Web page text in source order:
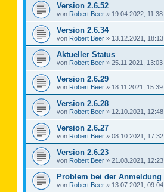
Version 2.6.52
von Robert Beer » 19.04.2022, 11:38
Version 2.6.34
von Robert Beer » 13.12.2021, 18:13
Aktueller Status
von Robert Beer » 25.11.2021, 13:03
Version 2.6.29
von Robert Beer » 18.11.2021, 15:39
Version 2.6.28
von Robert Beer » 12.10.2021, 12:48
Version 2.6.27
von Robert Beer » 08.10.2021, 17:32
Version 2.6.23
von Robert Beer » 21.08.2021, 12:23
Problem bei der Anmeldung
von Robert Beer » 13.07.2021, 09:04